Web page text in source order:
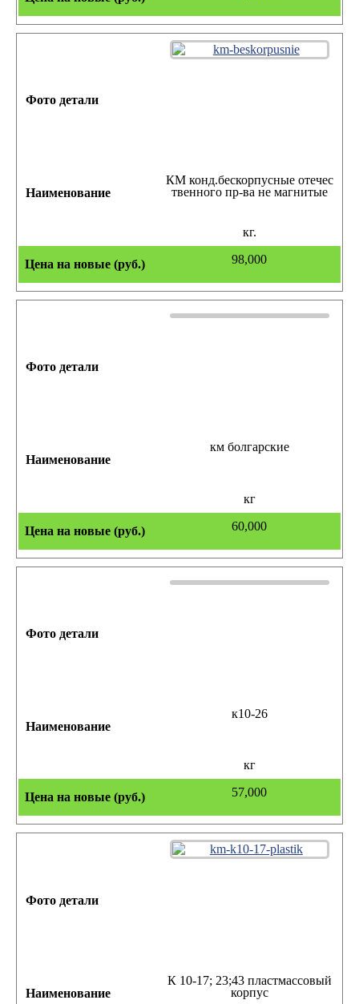
КМ конд.бескорпусные отечес
твенного пр-ва не магнитые
кг.
98,000
км болгарские
кг
60,000
к10-26
кг
57,000
К 10-17; 23;43 пластмассовый
корпус